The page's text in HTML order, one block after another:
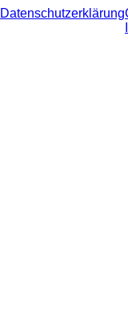
Datenschutzerklärung